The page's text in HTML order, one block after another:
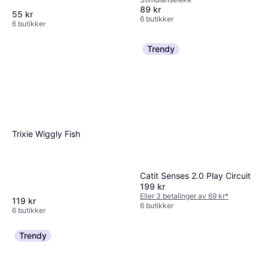
55 kr
6 butikker
89 kr
6 butikker
Trixie Wiggly Fish
119 kr
6 butikker
Trendy
Catit Senses 2.0 Play Circuit
199 kr
Eller 3 betalinger av 69 kr*
6 butikker
Trendy